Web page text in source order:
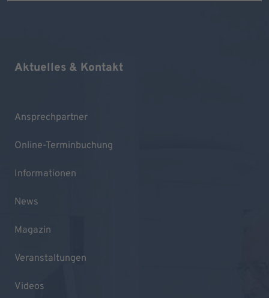
Aktuelles & Kontakt
Ansprechpartner
Online-Terminbuchung
Informationen
News
Magazin
Veranstaltungen
Videos